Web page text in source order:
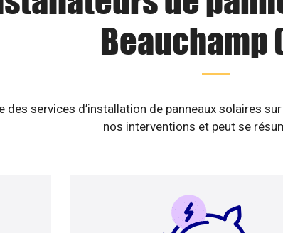
Beauchamp
des services d’installation de panneaux solaires
nos interventions et peut se